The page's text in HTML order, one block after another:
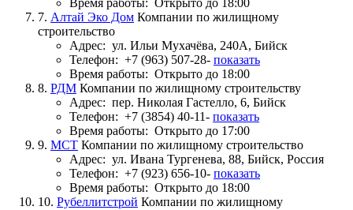
7. Алтай Эко Дом Компании по жилищному
строительство
Адрес: ул. Ильи Мухачёва, 240А, Бийск
Телефон: +7 (963) 507-28- показать
Время работы: Открыто до 18:00
8. РДМ Компании по жилищному строительству
Адрес: пер. Николая Гастелло, 6, Бийск
Телефон: +7 (3854) 40-11- показать
Время работы: Открыто до 17:00
9. МСТ Компании по жилищному строительство
Адрес: ул. Ивана Тургенева, 88, Бийск, Россия
Телефон: +7 (923) 656-10- показать
Время работы: Открыто до 18:00
10. Рубеллитстрой Компании по жилищному